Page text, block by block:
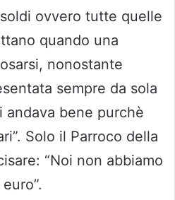
ovvero tutte quelle
quando una
nonostante
sempre da sola
bene purchè
Solo il Parroco della
“Noi non abbiamo